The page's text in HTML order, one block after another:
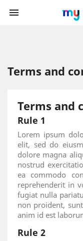

Terms and
Terms and
Rule 1
Lorem ipsum
elit, sed do
dolore magna
nostrud
ea commodo
reprehenderit in
fugiat nulla
non proident,
anim id est
Rule 2